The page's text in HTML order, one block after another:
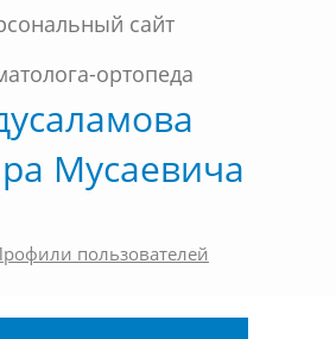
сайт
ортопеда
Мусаевича
пользователей